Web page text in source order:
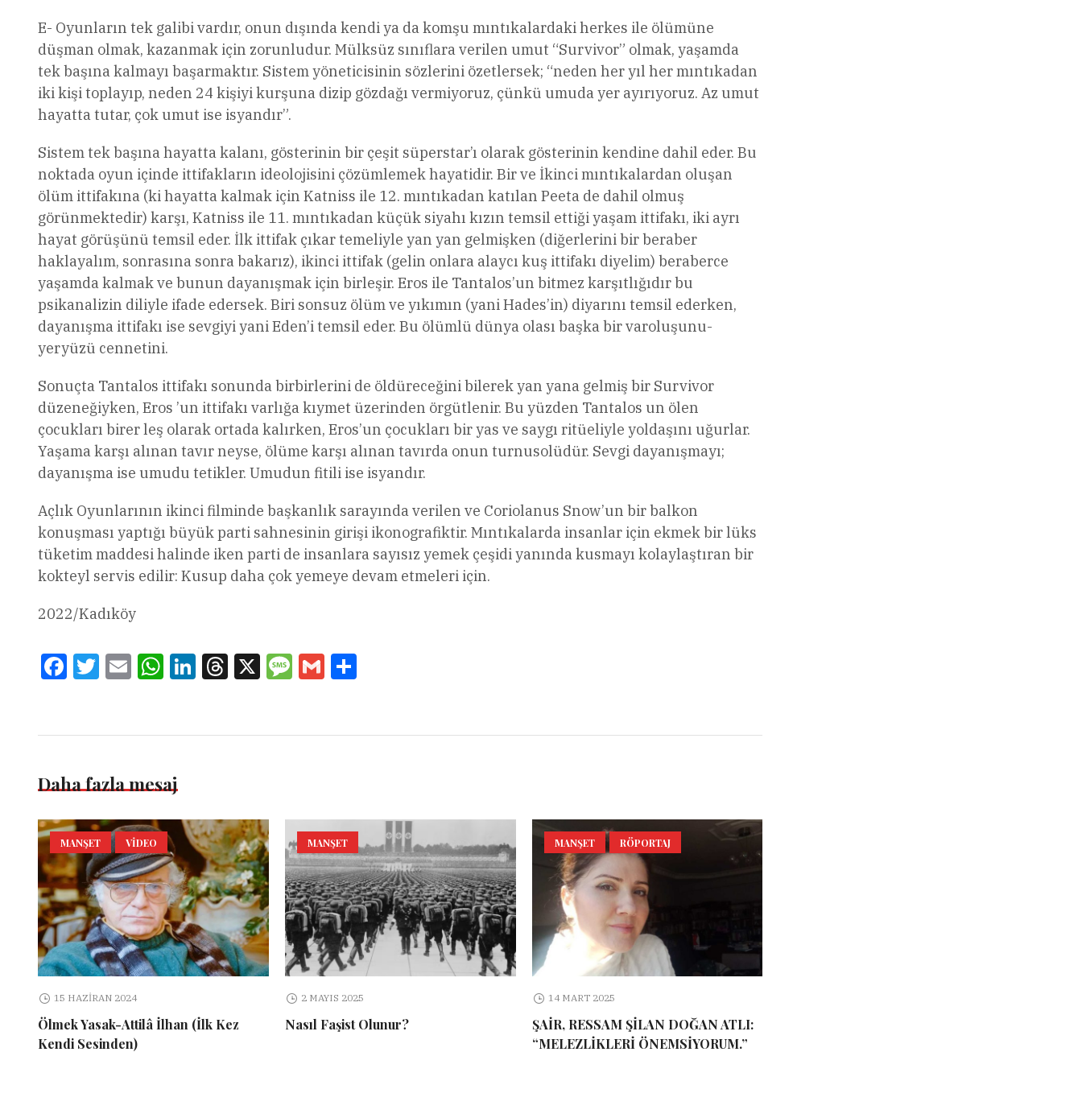
E- Oyunların tek galibi vardır, onun dışında kendi ya da komşu mıntıkalardaki herkes ile ölümüne
düşman olmak, kazanmak için zorunludur. Mülksüz sınıflara verilen umut “Survivor” olmak, yaşamda
tek başına kalmayı başarmaktır. Sistem yöneticisinin sözlerini özetlersek; “neden her yıl her mıntıkadan
iki kişi toplayıp, neden 24 kişiyi kurşuna dizip gözdağı vermiyoruz, çünkü umuda yer ayırıyoruz. Az umut
hayatta tutar, çok umut ise isyandır”.
Sistem tek başına hayatta kalanı, gösterinin bir çeşit süperstar’ı olarak gösterinin kendine dahil eder. Bu
noktada oyun içinde ittifakların ideolojisini çözümlemek hayatidir. Bir ve İkinci mıntıkalardan oluşan
ölüm ittifakına (ki hayatta kalmak için Katniss ile 12. mıntıkadan katılan Peeta de dahil olmuş
görünmektedir) karşı, Katniss ile 11. mıntıkadan küçük siyahı kızın temsil ettiği yaşam ittifakı, iki ayrı
hayat görüşünü temsil eder. İlk ittifak çıkar temeliyle yan yan gelmişken (diğerlerini bir beraber
haklayalım, sonrasına sonra bakarız), ikinci ittifak (gelin onlara alaycı kuş ittifakı diyelim) beraberce
yaşamda kalmak ve bunun dayanışmak için birleşir. Eros ile Tantalos’un bitmez karşıtlığıdır bu
psikanalizin diliyle ifade edersek. Biri sonsuz ölüm ve yıkımın (yani Hades’in) diyarını temsil ederken,
dayanışma ittifakı ise sevgiyi yani Eden’i temsil eder. Bu ölümlü dünya olası başka bir varoluşunu-
yeryüzü cennetini.
Sonuçta Tantalos ittifakı sonunda birbirlerini de öldüreceğini bilerek yan yana gelmiş bir Survivor
düzeneğiyken, Eros ’un ittifakı varlığa kıymet üzerinden örgütlenir. Bu yüzden Tantalos un ölen
çocukları birer leş olarak ortada kalırken, Eros’un çocukları bir yas ve saygı ritüeliyle yoldaşını uğurlar.
Yaşama karşı alınan tavır neyse, ölüme karşı alınan tavırda onun turnusolüdür. Sevgi dayanışmayı;
dayanışma ise umudu tetikler. Umudun fitili ise isyandır.
Açlık Oyunlarının ikinci filminde başkanlık sarayında verilen ve Coriolanus Snow’un bir balkon
konuşması yaptığı büyük parti sahnesinin girişi ikonografiktir. Mıntıkalarda insanlar için ekmek bir lüks
tüketim maddesi halinde iken parti de insanlara sayısız yemek çeşidi yanında kusmayı kolaylaştıran bir
kokteyl servis edilir: Kusup daha çok yemeye devam etmeleri için.
2022/Kadıköy
FacebookTwitterEmail WhatsAppLinkedInThreads
X Message
Gmail
Daha fazla mesaj
MANŞET VIDEO
15 HAZIRAN 2024
Ölmek Yasak-Attilâ İlhan (İlk Kez
Kendi Sesinden)
MANŞET
2 MAYIS 2025
Nasıl Faşist Olunur?
MANŞET RÖPORTAJ
14 MART 2025
ŞAİR, RESSAM ŞİLAN DOĞAN ATLI:
“MELEZLİKLERİ ÖNEMSİYORUM.”